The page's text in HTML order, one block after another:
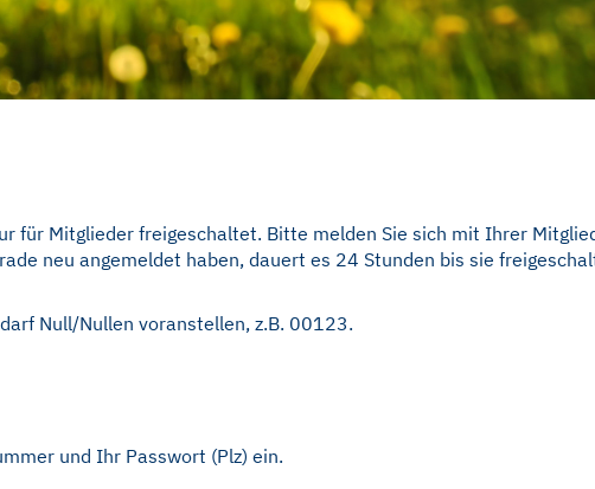
für Mitglieder freigeschaltet. Bitte melden Sie sich mit Ihrer
neu angemeldet haben, dauert es 24 Stunden bis sie
Null/Nullen voranstellen, z.B. 00123.
und Ihr Passwort (Plz) ein.